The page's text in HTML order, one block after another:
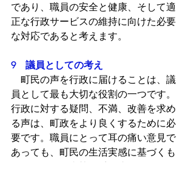
であり、職員の安全と健康、そして適
正な行政サービスの維持に向けた必要
な対応であると考えます。
9　議員としての考え
町民の声を行政に届けることは、議
員として最も大切な役割の一つです。
行政に対する疑問、不満、改善を求め
る声は、町政をより良くするために必
要です。職員にとって耳の痛い意見で
あっても、町民の生活実感に基づくも